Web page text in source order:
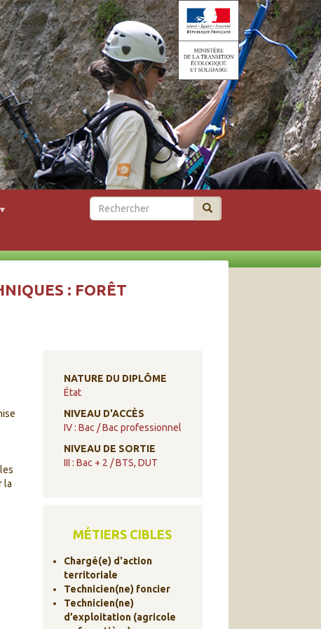
Rechercher
: FORÊT
la
NATURE DU DIPLÔME
État
NIVEAU D'ACCÈS
IV : Bac / Bac professionnel
NIVEAU DE SORTIE
III : Bac + 2 / BTS, DUT
MÉTIERS CIBLES
Chargé(e) d'action
territoriale
Technicien(ne) foncier
Technicien(ne)
d’exploitation (agricole